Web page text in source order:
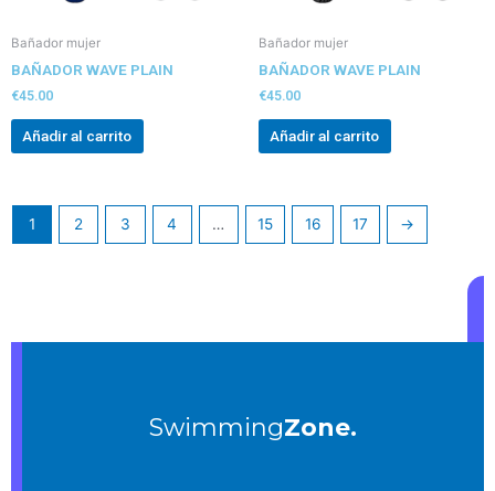
Bañador mujer
BAÑADOR WAVE PLAIN
€45.00
Añadir al carrito
Bañador mujer
BAÑADOR WAVE PLAIN
€45.00
Añadir al carrito
1 2 3 4 … 15 16 17 →
SwimmingZone.